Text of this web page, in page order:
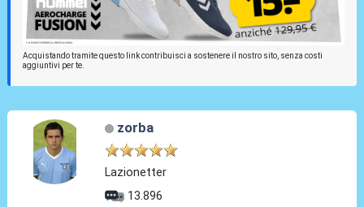
Acquistando tramite questo link contribuisci a sostenere il nostro sito, senza costi
aggiuntivi per te.
zorba
Lazionetter
13.896